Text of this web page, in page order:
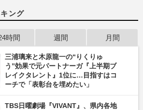
ング
時間 週間 月間
三浦璃来と木原龍一の“りくりゅ
う”効果で元パートナーガ『上半期ブ
レイクタレント』1位に…目指すはコ
ーチで「表彰台を埋めたい」
TBS日曜劇場『VIVANT』、県内各地